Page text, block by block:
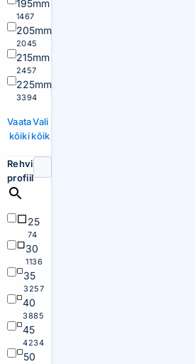
195mm
1467
205mm
2045
215mm
2457
225mm
3394
Vaata
kõiki
Vali
kõik
Rehvi
profiil
25
74
30
1136
35
3257
40
3885
45
4234
50